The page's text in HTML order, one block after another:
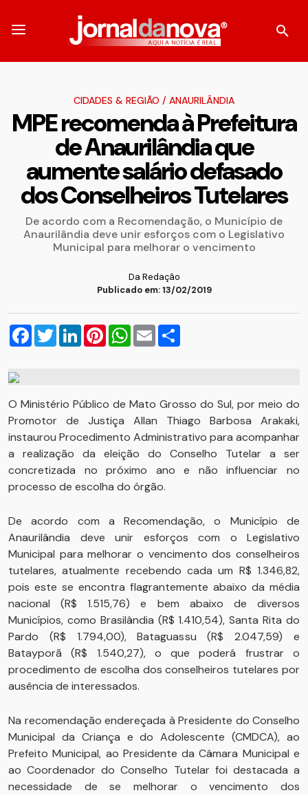
CIDADES & REGIÃO / ANAURILÂNDIA
MPE recomenda à Prefeitura
de Anaurilândia que
aumente salário defasado
dos Conselheiros Tutelares
De acordo com a Recomendação, o Município de
Anaurilândia deve unir esforços com o Legislativo
Municipal para melhorar o vencimento
Da Redação
Publicado em: 13/02/2019
Facebook
TwitterLinkedInPinterestWhatsApp
Email
O Ministério Público de Mato Grosso do Sul, por meio do
Promotor de Justiça Allan Thiago Barbosa Arakaki,
instaurou Procedimento Administrativo para acompanhar
a realização da eleição do Conselho Tutelar a ser
concretizada no próximo ano e não influenciar no
processo de escolha do órgão.
De acordo com a Recomendação, o Município de
Anaurilândia deve unir esforços com o Legislativo
Municipal para melhorar o vencimento dos conselheiros
tutelares, atualmente recebendo cada um R$ 1.346,82,
pois este se encontra flagrantemente abaixo da média
nacional (R$ 1.515,76) e bem abaixo de diversos
Municípios, como Brasilândia (R$ 1.410,54), Santa Rita do
Pardo (R$ 1.794,00), Bataguassu (R$ 2.047,59) e
Batayporã (R$ 1.540,27), o que poderá frustrar o
procedimento de escolha dos conselheiros tutelares por
ausência de interessados.
Na recomendação endereçada à Presidente do Conselho
Municipal da Criança e do Adolescente (CMDCA), ao
Prefeito Municipal, ao Presidente da Câmara Municipal e
ao Coordenador do Conselho Tutelar foi destacada a
necessidade de se melhorar o vencimento dos